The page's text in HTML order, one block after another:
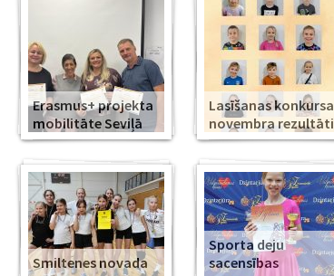
Erasmus+ projekta
mobilitāte Seviļā
Lasīšanas konkursa
novembra rezultāti
Smiltenes novada
Sporta deju
sacensības